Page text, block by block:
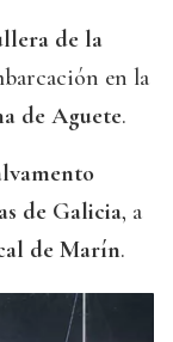
de la
en la
de Aguete.
de Galicia, a
de Marín.